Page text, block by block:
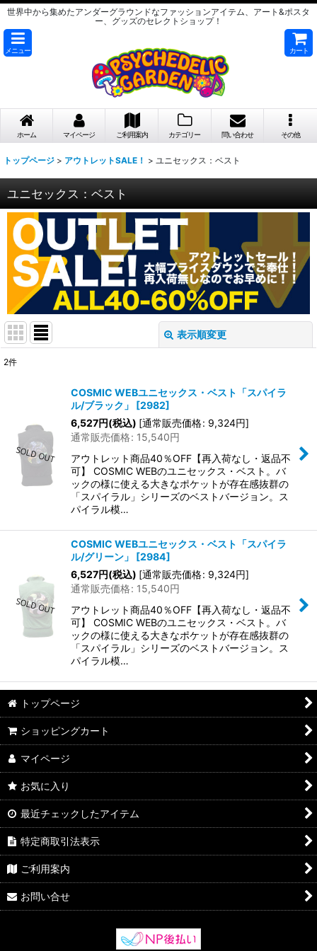
世界中から集めたアンダーグラウンドなファッションアイテム、アート&ポスタ
ー、グッズのセレクトショップ！
メニュー カート
ホーム マイページ ご利用案内 カテゴリー 問い合わせ その他
トップページ > アウトレットSALE！ > ユニセックス：ベスト
ユニセックス：ベスト
表示順変更
並び順
絞り込む
2件
COSMIC WEBユニセックス・ベスト「スパイラ
ル/ブラック」
[2982]
6,527円(税込) [通常販売価格: 9,324円]
通常販売価格: 15,540円
アウトレット商品40％OFF【再入荷なし・返品不
可】 COSMIC WEBのユニセックス・ベスト。バ
ックの様に使える大きなポケットが存在感抜群の
「スパイラル」シリーズのベストバージョン。ス
パイラル模…
COSMIC WEBユニセックス・ベスト「スパイラ
ル/グリーン」
[2984]
6,527円(税込) [通常販売価格: 9,324円]
通常販売価格: 15,540円
アウトレット商品40％OFF【再入荷なし・返品不
可】 COSMIC WEBのユニセックス・ベスト。バ
ックの様に使える大きなポケットが存在感抜群の
「スパイラル」シリーズのベストバージョン。ス
パイラル模…
トップページ
ショッピングカート
マイページ
お気に入り
最近チェックしたアイテム
特定商取引法表示
ご利用案内
お問い合せ